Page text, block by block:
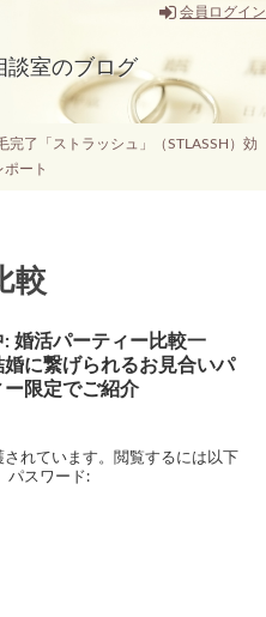
会員ログイン
談室のブログ
完了「ストラッシュ」（STLASSH）効
ポート
較
: 婚活パーティー比較一
婚に繋げられるお見合いパ
ー限定でご紹介
れています。閲覧するには以下
パスワード: